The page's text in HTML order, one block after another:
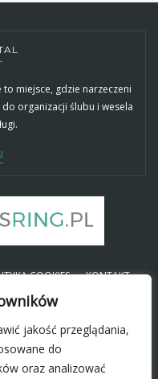
jakość przeglądania,
do
oraz analizować
miejsce, gdzie narzeczeni
organizacji ślubu i wesela
COOKIES KONTAKT